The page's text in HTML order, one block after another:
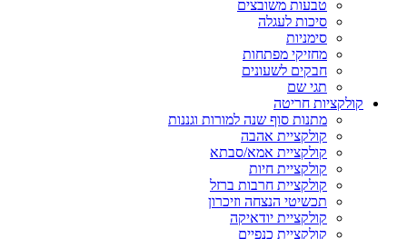
טבעות משובצים
סיכות לעגלה
סימניות
מחזיקי מפתחות
חבקים לשעונים
תגי שם
קולקציות חריטה
מתנות סוף שנה למורות וגננות
קולקציית אהבה
קולקציית אמא/סבתא
קולקציית חיות
קולקציית חרבות ברזל
תכשיטי הנצחה וזיכרון
קולקציית יודאיקה
קולקציית כנפיים